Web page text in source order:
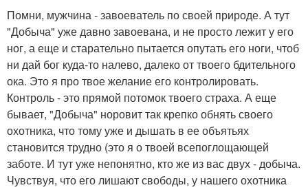
Помни, мужчина - завоеватель по своей природе. А тут
"Добыча" уже давно завоевана, и не просто лежит у его
ног, а еще и старательно пытается опутать его ноги, чтоб
ни дай бог куда-то налево, далеко от твоего бдительного
ока. Это я про твое желание его контролировать.
Контроль - это прямой потомок твоего страха. А еще
бывает, "Добыча" норовит так крепко обнять своего
охотника, что тому уже и дышать в ее объятьях
становится трудно (это я о твоей всепоглощающей
заботе. И тут уже непонятно, кто же из вас двух - добыча.
Чувствуя, что его лишают свободы, у нашего охотника